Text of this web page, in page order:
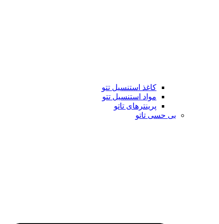
کاغذ استنسیل تتو
مواد استنسیل تتو
پرینترهای تاتو
بی حسی تاتو